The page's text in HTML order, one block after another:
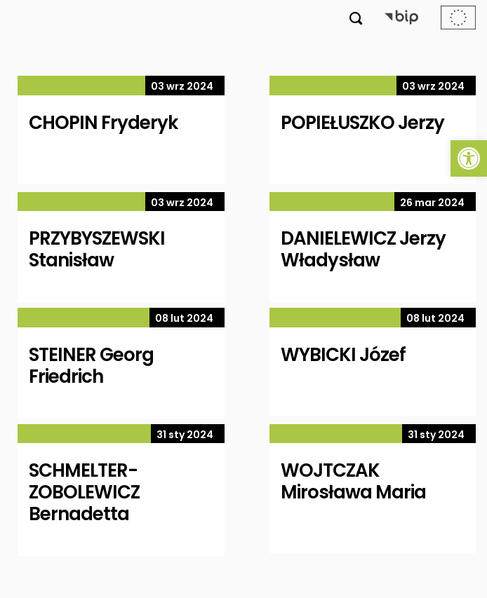

03 wrz 2024
CHOPIN Fryderyk
03 wrz 2024
POPIEŁUSZKO Jerzy
03 wrz 2024
PRZYBYSZEWSKI
Stanisław
26 mar 2024
DANIELEWICZ Jerzy
Władysław
08 lut 2024
STEINER Georg
Friedrich
08 lut 2024
WYBICKI Józef
31 sty 2024
SCHMELTER-
ZOBOLEWICZ
Bernadetta
31 sty 2024
WOJTCZAK
Mirosława Maria